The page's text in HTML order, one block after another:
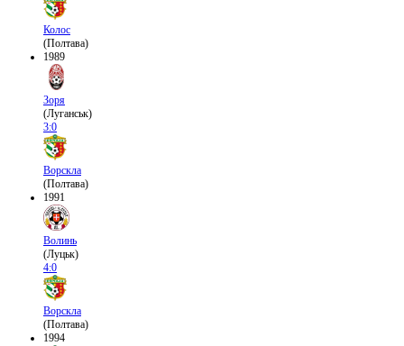
Колос
(Полтава)
1989
Зоря
(Луганськ)
3:0
Ворскла
(Полтава)
1991
Волинь
(Луцьк)
4:0
Ворскла
(Полтава)
1994